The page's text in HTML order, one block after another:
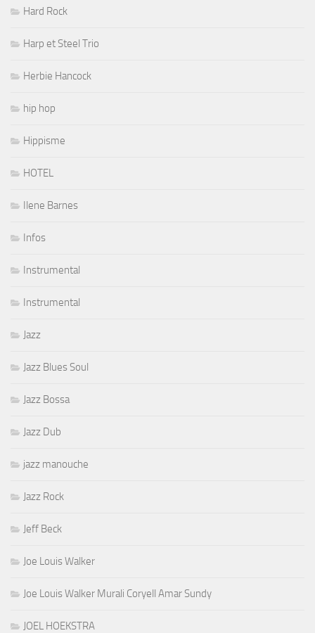
Hard Rock
Harp et Steel Trio
Herbie Hancock
hip hop
Hippisme
HOTEL
Ilene Barnes
Infos
Instrumental
Instrumental
Jazz
Jazz Blues Soul
Jazz Bossa
Jazz Dub
jazz manouche
Jazz Rock
Jeff Beck
Joe Louis Walker
Joe Louis Walker Murali Coryell Amar Sundy
JOEL HOEKSTRA